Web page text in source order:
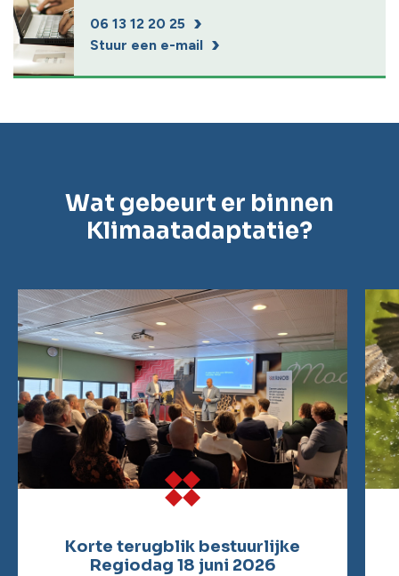
06 13 12 20 25
Stuur een e-mail
Wat gebeurt er binnen
Klimaatadaptatie?
Korte terugblik bestuurlijke
Regiodag 18 juni 2026